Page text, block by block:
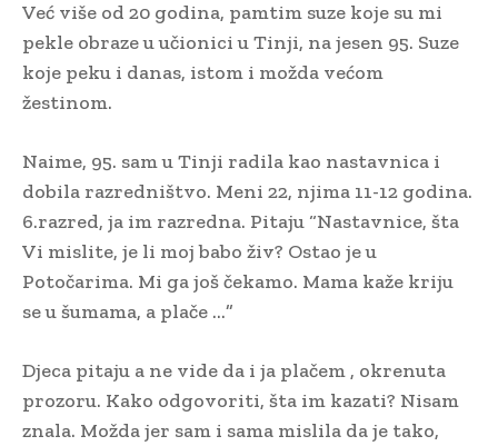
Već više od 20 godina, pamtim suze koje su mi
pekle obraze u učionici u Tinji, na jesen 95. Suze
koje peku i danas, istom i možda većom
žestinom.
Naime, 95. sam u Tinji radila kao nastavnica i
dobila razredništvo. Meni 22, njima 11-12 godina.
6.razred, ja im razredna. Pitaju “Nastavnice, šta
Vi mislite, je li moj babo živ? Ostao je u
Potočarima. Mi ga još čekamo. Mama kaže kriju
se u šumama, a plače …”
Djeca pitaju a ne vide da i ja plačem , okrenuta
prozoru. Kako odgovoriti, šta im kazati? Nisam
znala. Možda jer sam i sama mislila da je tako,